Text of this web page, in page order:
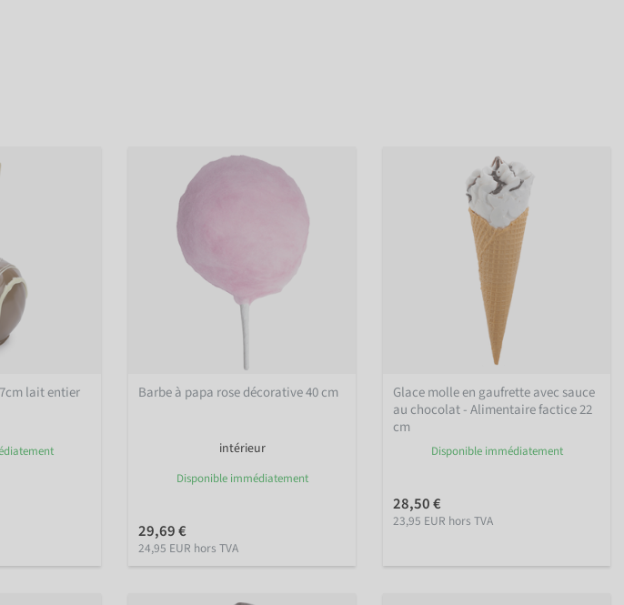
lait entier Barbe à papa rose décorative 40 cm
intérieur
Disponible immédiatement
29,69 €
24,95 EUR hors TVA
Glace molle en gaufrette avec sauce
au chocolat - Alimentaire factice 22
cm
Disponible immédiatement
28,50 €
23,95 EUR hors TVA